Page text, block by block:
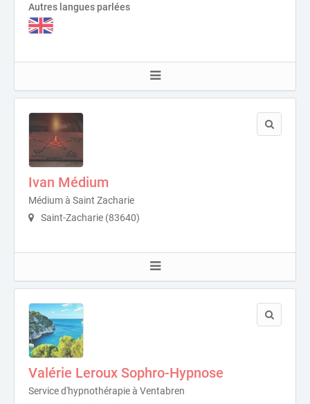
Autres langues parlées
Ivan Médium
Médium à Saint Zacharie
Saint-Zacharie (83640)
Valérie Leroux Sophro-Hypnose
Service d'hypnothérapie à Ventabren